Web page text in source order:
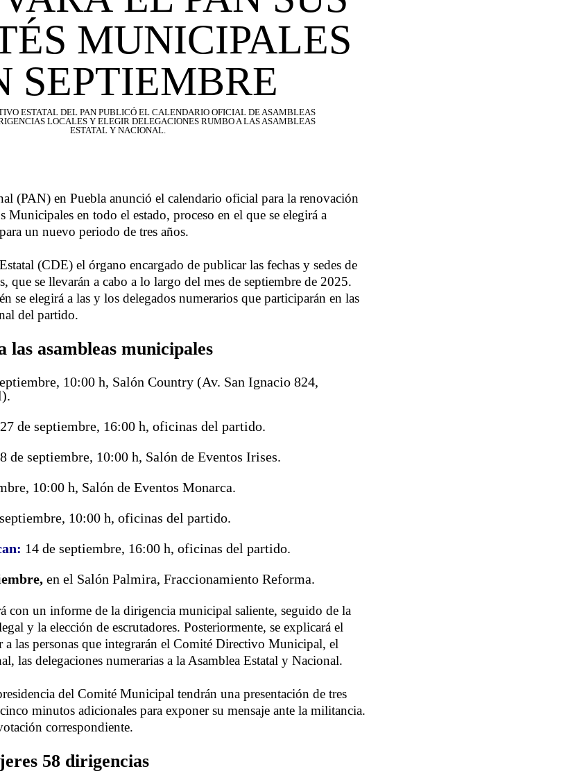
MUNICIPALES
SEPTIEMBRE
ESTATAL DEL PAN PUBLICÓ EL CALENDARIO OFICIAL DE ASAMBLEAS
LOCALES Y ELEGIR DELEGACIONES RUMBO A LAS ASAMBLEAS
ESTATAL Y NACIONAL.
(PAN) en Puebla anunció el calendario oficial para la renovación
Municipales en todo el estado, proceso en el que se elegirá a
un nuevo periodo de tres años.
(CDE) el órgano encargado de publicar las fechas y sedes de
que se llevarán a cabo a lo largo del mes de septiembre de 2025.
se elegirá a las y los delegados numerarios que participarán en las
del partido.
las asambleas municipales
10:00 h, Salón Country (Av. San Ignacio 824,
27 de septiembre, 16:00 h, oficinas del partido.
de septiembre, 10:00 h, Salón de Eventos Irises.
10:00 h, Salón de Eventos Monarca.
10:00 h, oficinas del partido.
14 de septiembre, 16:00 h, oficinas del partido.
en el Salón Palmira, Fraccionamiento Reforma.
con un informe de la dirigencia municipal saliente, seguido de la
y la elección de escrutadores. Posteriormente, se explicará el
a las personas que integrarán el Comité Directivo Municipal, el
las delegaciones numerarias a la Asamblea Estatal y Nacional.
del Comité Municipal tendrán una presentación de tres
minutos adicionales para exponer su mensaje ante la militancia.
correspondiente.
58 dirigencias